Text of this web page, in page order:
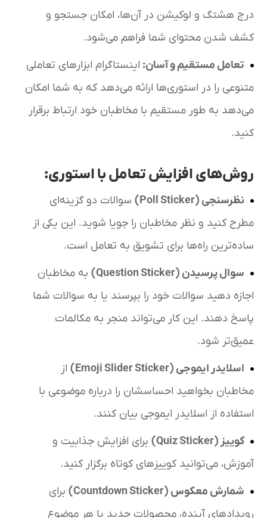
درج هشتگ و لوکیشن در آن‌ها، امکان جستجو و
کشف شدن محتوای شما فراهم می‌شود.
تعامل مستقیم و آسان: اینستاگرام ابزارهای تعاملی
متنوعی را در استوری‌ها ارائه می‌دهد که به شما امکان
می‌دهد به طور مستقیم با مخاطبان خود ارتباط برقرار
کنید.
روش‌های افزایش تعامل با استوری:
نظرسنجی (Poll Sticker)
سوالات دو گزینه‌ای
مطرح کنید و نظر مخاطبان را جویا شوید. این یکی از
ساده‌ترین راه‌ها برای تشویق به تعامل است.
سوال پرسیدن (Question Sticker)
به مخاطبان
اجازه دهید سوالات خود را بپرسند یا به سوالات شما
پاسخ دهند. این کار می‌تواند منجر به مکالمات
عمیق‌تر شود.
اسلایدر ایموجی (Emoji Slider Sticker)
از
مخاطبان بخواهید احساسشان را درباره موضوعی با
استفاده از اسلایدر ایموجی بیان کنند.
کوییز (Quiz Sticker)
برای افزایش جذابیت و
آموزش، می‌توانید کوییزهای کوتاه برگزار کنید.
شمارش معکوس (Countdown Sticker)
برای
رویدادهای آینده، محصولات جدید یا هر موضوع